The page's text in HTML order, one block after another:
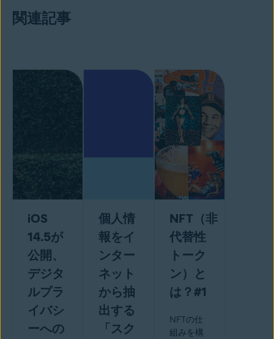
関連記事
iOS
14.5が
公開、
デジタ
ルプラ
イバシ
ーへの
個人情
報をイ
ンター
ネット
から抽
出する
「スク
NFT（非
代替性
トーク
ン）と
は？#1
NFTの仕
組みを構